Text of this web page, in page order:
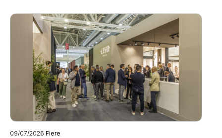
09/07/2026 Fiere